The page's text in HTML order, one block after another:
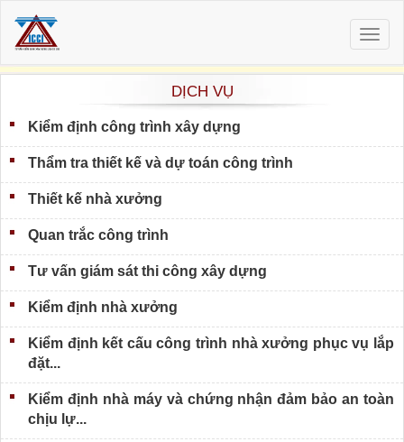
DỊCH VỤ
Kiểm định công trình xây dựng
Thẩm tra thiết kế và dự toán công trình
Thiết kế nhà xưởng
Quan trắc công trình
Tư vấn giám sát thi công xây dựng
Kiểm định nhà xưởng
Kiểm định kết cấu công trình nhà xưởng phục vụ lắp
đặt...
Kiểm định nhà máy và chứng nhận đảm bảo an toàn
chịu lự...